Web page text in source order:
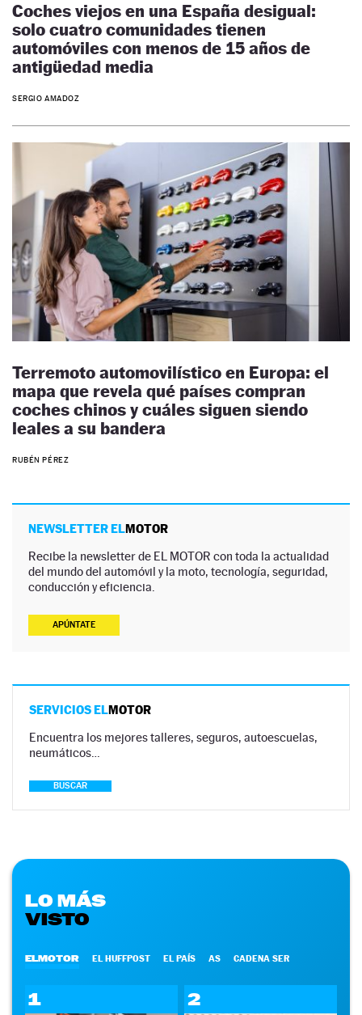
Coches viejos en una España desigual:
solo cuatro comunidades tienen
automóviles con menos de 15 años de
antigüedad media
SERGIO AMADOZ
Terremoto automovilístico en Europa: el
mapa que revela qué países compran
coches chinos y cuáles siguen siendo
leales a su bandera
RUBÉN PÉREZ
NEWSLETTER ELMOTOR
Recibe la newsletter de EL MOTOR con toda la actualidad
del mundo del automóvil y la moto, tecnología, seguridad,
conducción y eficiencia.
APÚNTATE
SERVICIOS ELMOTOR
Encuentra los mejores talleres, seguros, autoescuelas,
neumáticos…
BUSCAR
LO MÁS
VISTO
ELMOTOR EL HUFFPOST EL PAÍS AS CADENA SER
1 2